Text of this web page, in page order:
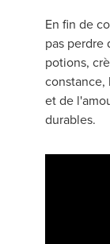
En fin de
pas perdre
potions,
constance,
et de
durables.